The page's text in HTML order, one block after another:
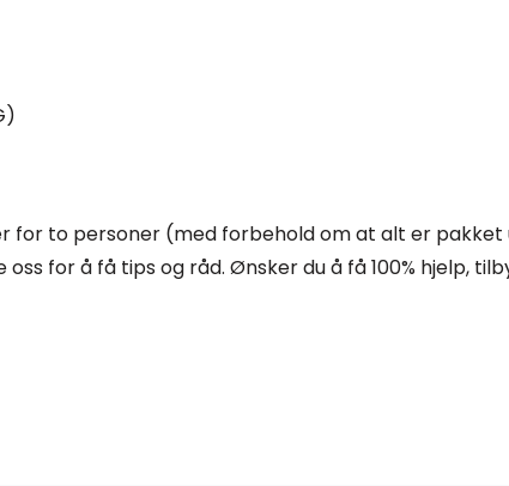
to personer (med forbehold om at alt er pakket
for å få tips og råd. Ønsker du å få 100% hjelp,